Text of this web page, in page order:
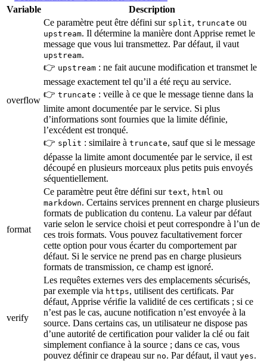
Variable
Description
overflow
Ce paramètre peut être défini sur split, truncate ou
upstream. Il détermine la manière dont Apprise remet le
message que vous lui transmettez. Par défaut, il vaut
upstream.
👉 upstream : ne fait aucune modification et transmet le
message exactement tel qu’il a été reçu au service.
👉 truncate : veille à ce que le message tienne dans la
limite amont documentée par le service. Si plus
d’informations sont fournies que la limite définie,
l’excédent est tronqué.
👉 split : similaire à truncate, sauf que si le message
dépasse la limite amont documentée par le service, il est
découpé en plusieurs morceaux plus petits puis envoyés
séquentiellement.
format
Ce paramètre peut être défini sur text, html ou
markdown. Certains services prennent en charge plusieurs
formats de publication du contenu. La valeur par défaut
varie selon le service choisi et peut correspondre à l’un de
ces trois formats. Vous pouvez facultativement forcer
cette option pour vous écarter du comportement par
défaut. Si le service ne prend pas en charge plusieurs
formats de transmission, ce champ est ignoré.
verify
Les requêtes externes vers des emplacements sécurisés,
par exemple via https, utilisent des certificats. Par
défaut, Apprise vérifie la validité de ces certificats ; si ce
n’est pas le cas, aucune notification n’est envoyée à la
source. Dans certains cas, un utilisateur ne dispose pas
d’une autorité de certification pour valider la clé ou fait
simplement confiance à la source ; dans ce cas, vous
pouvez définir ce drapeau sur no. Par défaut, il vaut yes.